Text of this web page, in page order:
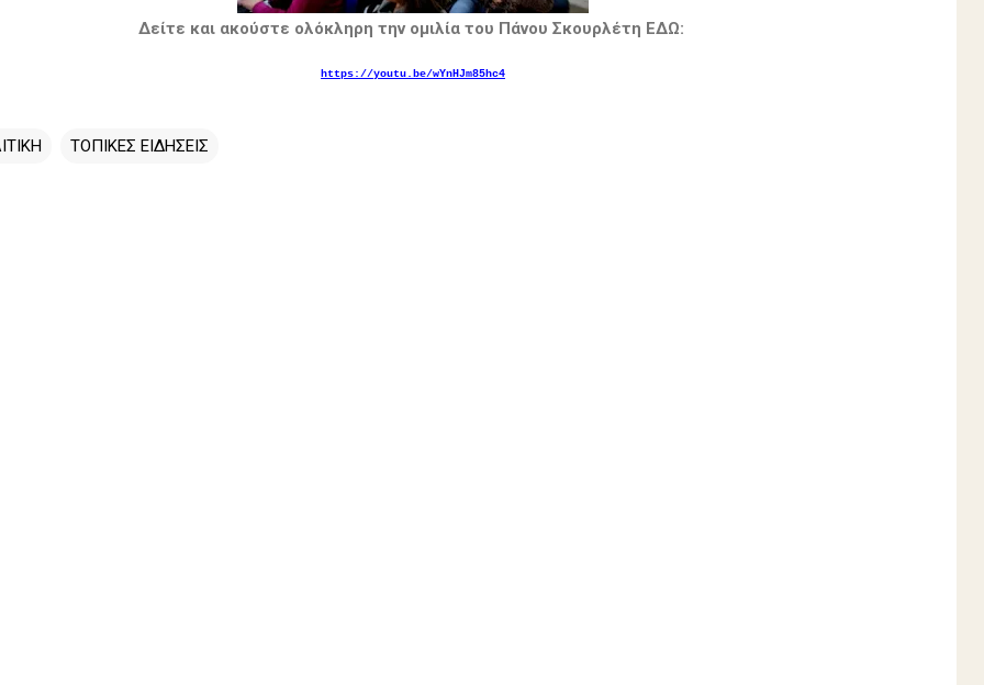
Δείτε και ακούστε ολόκληρη την ομιλία του Πάνου Σκουρλέτη ΕΔΩ:
https://youtu.be/wYnHJm85hc4
ΤΟΠΙΚΕΣ ΕΙΔΗΣΕΙΣ